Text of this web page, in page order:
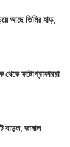
আছে তিমির হাড়,
থেকে ফটোগ্রাফাররা
বাড়ল, জানাল